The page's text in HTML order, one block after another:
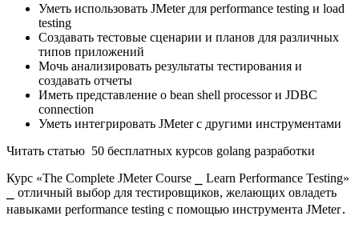
Уметь использовать JMeter для performance testing и load
testing
Создавать тестовые сценарии и планов для различных
типов приложений
Мочь анализировать результаты тестирования и
создавать отчеты
Иметь представление о bean shell processor и JDBC
connection
Уметь интегрировать JMeter с другими инструментами
Читать статью 50 бесплатных курсов golang разработки
Курс «The Complete JMeter Course ⎯ Learn Performance Testing»
⎯ отличный выбор для тестировщиков, желающих овладеть
навыками performance testing с помощью инструмента JMeter․